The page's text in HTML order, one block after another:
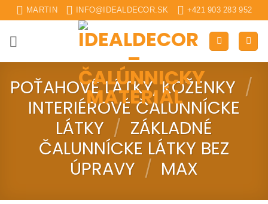
Skip
to
content
MARTIN INFO@IDEALDECOR.SK +421 903 283 952
POŤAHOVÉ LÁTKY, KOŽENKY /
INTERIÉROVÉ ČALUNNÍCKE
LÁTKY / ZÁKLADNÉ
ČALUNNÍCKE LÁTKY BEZ
ÚPRAVY / MAX